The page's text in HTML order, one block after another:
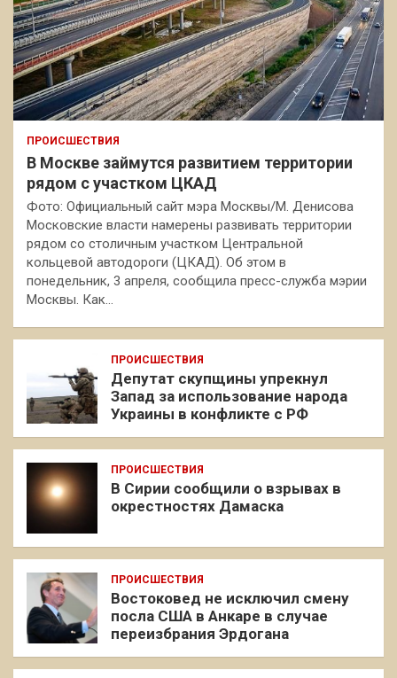
ПРОИСШЕСТВИЯ
В Москве займутся развитием территории
рядом с участком ЦКАД
Фото: Официальный сайт мэра Москвы/М. Денисова
Московские власти намерены развивать территории
рядом со столичным участком Центральной
кольцевой автодороги (ЦКАД). Об этом в
понедельник, 3 апреля, сообщила пресс-служба мэрии
Москвы. Как…
ПРОИСШЕСТВИЯ
Депутат скупщины упрекнул
Запад за использование народа
Украины в конфликте с РФ
ПРОИСШЕСТВИЯ
В Сирии сообщили о взрывах в
окрестностях Дамаска
ПРОИСШЕСТВИЯ
Востоковед не исключил смену
посла США в Анкаре в случае
переизбрания Эрдогана